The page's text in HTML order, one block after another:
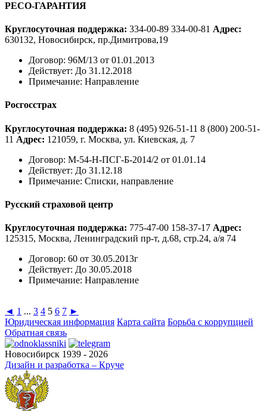
РЕСО-ГАРАНТИЯ
Круглосуточная поддержка: 334-00-89 334-00-81 Адрес:
630132, Новосибирск, пр.Димитрова,19
Договор: 96М/13 от 01.01.2013
Действует: До 31.12.2018
Примечание: Направление
Росгосстрах
Круглосуточная поддержка: 8 (495) 926-51-11 8 (800) 200-51-
11 Адрес: 121059, г. Москва, ул. Киевская, д. 7
Договор: М-54-Н-ПСГ-Б-2014/2 от 01.01.14
Действует: До 31.12.18
Примечание: Cписки, направление
Русский страховой центр
Круглосуточная поддержка: 775-47-00 158-37-17 Адрес:
125315, Москва, Ленинградский пр-т, д.68, стр.24, а/я 74
Договор: 60 от 30.05.2013г
Действует: До 30.05.2018
Примечание: Направление
◄ 1 ... 3 4 5 6 7 ►
Юридическая информация Карта сайта Борьба с коррупцией
Обратная связь
Новосибирск 1939 - 2026
Дизайн и разработка – Круче